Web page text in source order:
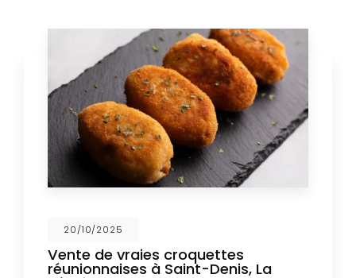
20/10/2025
Vente de vraies croquettes
réunionnaises à Saint-Denis, La